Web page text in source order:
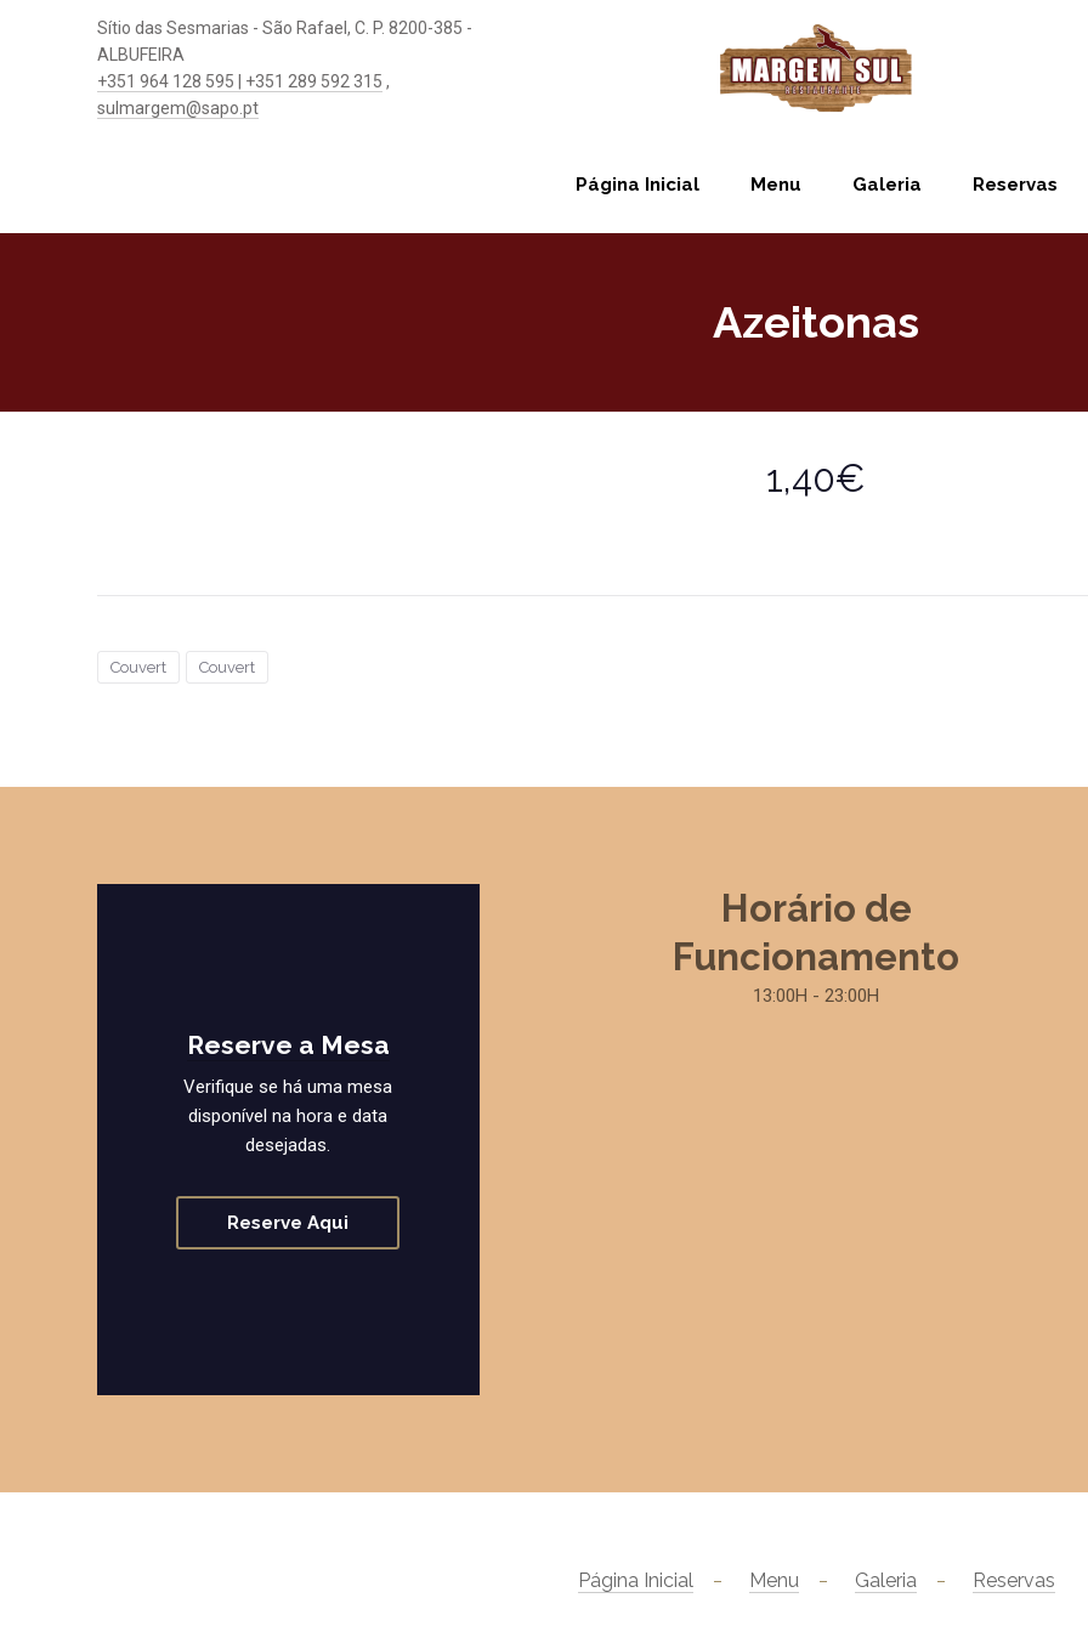
Sítio das Sesmarias - São Rafael, C. P. 8200-385 -
ALBUFEIRA
+351 964 128 595 | +351 289 592 315 ,
sulmargem@sapo.pt
Página Inicial Menu Galeria Reservas
Azeitonas
1,40€
Couvert Couvert
Reserve a Mesa
Verifique se há uma mesa
disponível na hora e data
desejadas.
Reserve Aqui
Horário de
Funcionamento
13:00H - 23:00H
Página Inicial Menu Galeria Reservas